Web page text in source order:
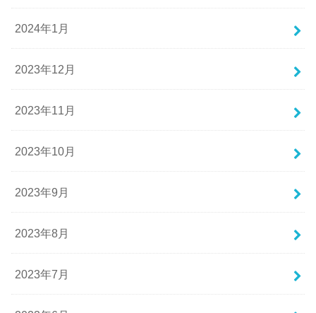
2024年1月
2023年12月
2023年11月
2023年10月
2023年9月
2023年8月
2023年7月